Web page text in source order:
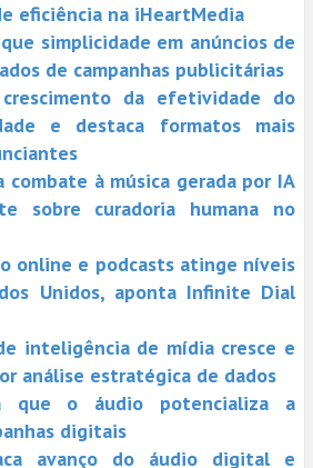
eficiência na iHeartMedia
simplicidade em anúncios de
de campanhas publicitárias
da efetividade do
e destaca formatos mais
combate à música gerada por IA
sobre curadoria humana no
online e podcasts atinge níveis
Unidos, aponta Infinite Dial
inteligência de mídia cresce e
análise estratégica de dados
que o áudio potencializa a
digitais
avanço do áudio digital e